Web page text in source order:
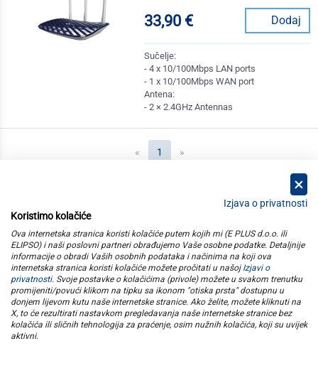
33,90 € Dodaj
Sučelje:
- 4 x 10/100Mbps LAN ports
- 1 x 10/100Mbps WAN port
Antena:
- 2 × 2.4GHz Antennas
« 1 (current)
»
kategorije
elipso
informacije
pratite nas
Izjava o privatnosti
Koristimo kolačiće
Ova internetska stranica koristi kolačiće putem kojih mi (E PLUS d.o.o. ili
ELIPSO) i naši poslovni partneri obrađujemo Vaše osobne podatke. Detaljnije
informacije o obradi Vaših osobnih podataka i načinima na koji ova
internetska stranica koristi kolačiće možete pročitati u našoj Izjavi o
privatnosti. Svoje postavke o kolačićima (privole) možete u svakom trenutku
promijeniti/povući klikom na tipku sa ikonom "otiska prsta" dostupnu u
donjem lijevom kutu naše internetske stranice. Ako želite, možete kliknuti na
X, to će rezultirati nastavkom pregledavanja naše internetske stranice bez
kolačića ili sličnih tehnologija za praćenje, osim nužnih kolačića, koji su uvijek
aktivni.